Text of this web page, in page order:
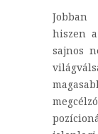
Jobban
hiszen
sajnos